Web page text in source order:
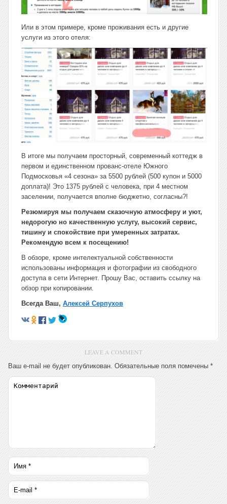
Или в этом примере, кроме проживания есть и другие
услуги из этого отеля:
В итоге мы получаем просторный, современный коттедж в
первом и единственном прованс-отеле Южного
Подмосковья «4 сезона» за 5500 рублей (500 купон и 5000
доплата)! Это 1375 рублей с человека, при 4 местном
заселении, получается вполне бюджетно, согласны?!
Резюмируя мы получаем сказочную атмосферу и уют,
недорогую но качественную услугу, высокий сервис,
тишину и спокойствие при умеренных затратах.
Рекомендую всем к посещению!
В обзоре, кроме интелектуальной собственности
использованы информация и фотографии из свободного
доступа в сети Интернет. Прошу Вас, оставить ссылку на
обзор при копировании.
Всегда Ваш, Алексей Серпухов
LEAVE A COMMENT
Ваш e-mail не будет опубликован. Обязательные поля помечены *